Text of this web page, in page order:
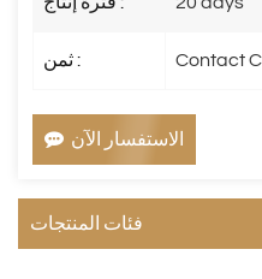
ثمن : Contact
الاستفسار الآن
فئات المنتجات